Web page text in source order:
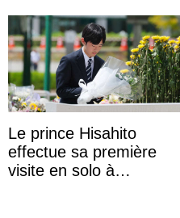
Le prince Hisahito
effectue sa première
visite en solo à